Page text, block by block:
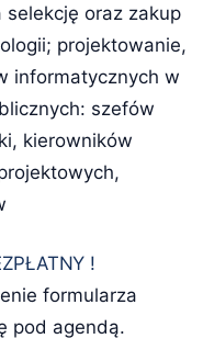
oraz zakup
projektowanie,
informatycznych w
szefów
kierowników
!
formularza
pod agendą.